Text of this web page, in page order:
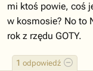
1 odpowiedź
mi ktoś powie, coś
w kosmosie? No to
rok z rzędu GOTY.